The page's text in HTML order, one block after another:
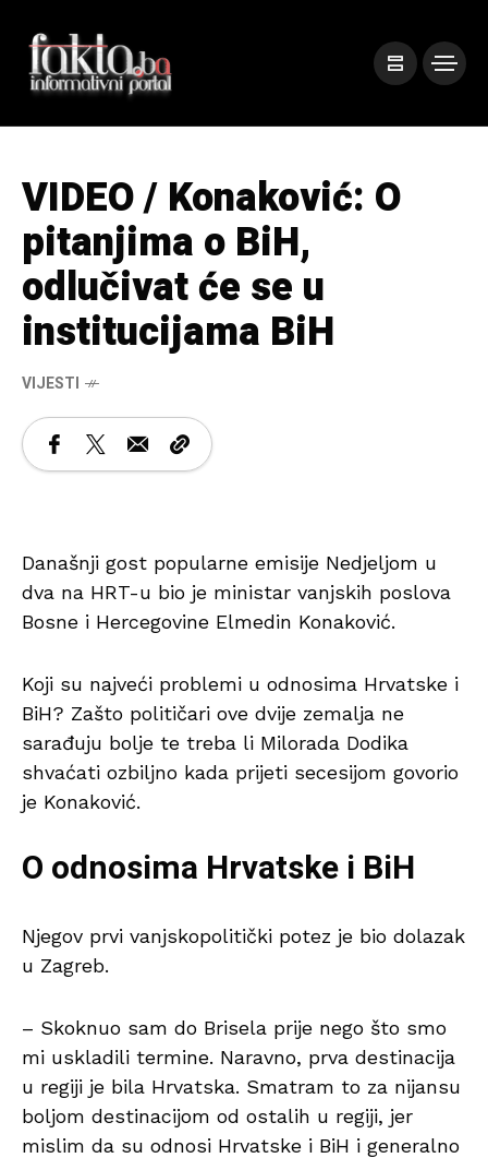
VIDEO / Konaković: O
pitanjima o BiH,
odlučivat će se u
institucijama BiH
VIJESTI
Današnji gost popularne emisije Nedjeljom u
dva na HRT-u bio je ministar vanjskih poslova
Bosne i Hercegovine Elmedin Konaković.
Koji su najveći problemi u odnosima Hrvatske i
BiH? Zašto političari ove dvije zemalja ne
sarađuju bolje te treba li Milorada Dodika
shvaćati ozbiljno kada prijeti secesijom govorio
je Konaković.
O odnosima Hrvatske i BiH
Njegov prvi vanjskopolitički potez je bio dolazak
u Zagreb.
– Skoknuo sam do Brisela prije nego što smo
mi uskladili termine. Naravno, prva destinacija
u regiji je bila Hrvatska. Smatram to za nijansu
boljom destinacijom od ostalih u regiji, jer
mislim da su odnosi Hrvatske i BiH i generalno